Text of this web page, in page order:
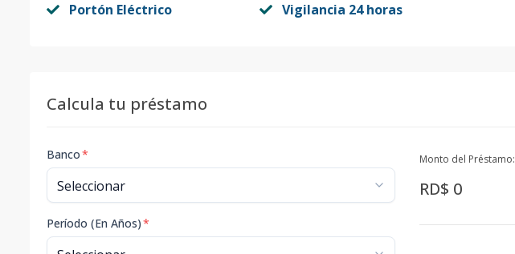
Portón Eléctrico Vigilancia 24 horas
Calcula tu préstamo
Banco*
Período (En Años)*
Monto del Préstamo:
RD$ 0